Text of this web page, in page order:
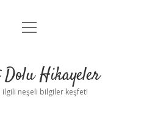
Anasayfa
Yasal Uyarı
menüyü
Dolu Hikayeler
ilgili neşeli bilgiler keşfet!